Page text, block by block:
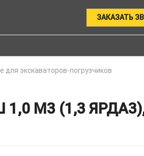
ЗАКАЗАТЬ
для экскаваторов-погрузчиков
М3 (1,3